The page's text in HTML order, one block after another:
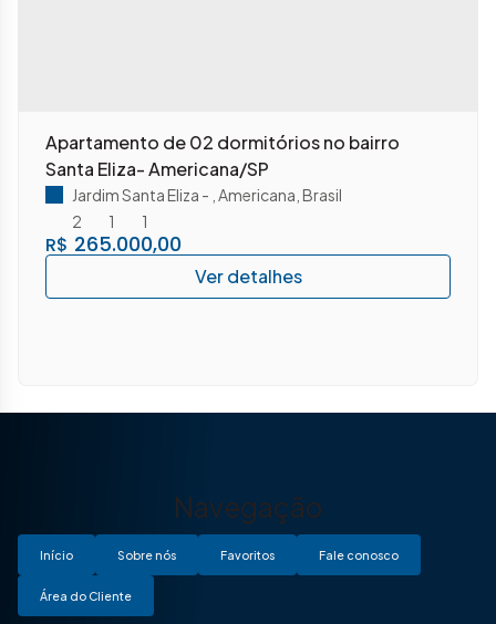
Apartamento de 02 dormitórios no bairro
Santa Eliza- Americana/SP
R$ 265.000,00
Jardim Santa Eliza Americana Brasil
2
1 1
Navegação
Início Sobre nós Favoritos Fale conosco
Área do Cliente